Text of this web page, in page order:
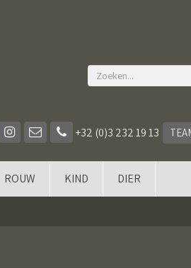
+32 (0)3 232 19 13
ROUW KIND DIER